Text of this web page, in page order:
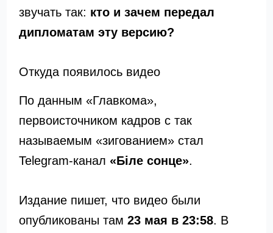
звучать так: кто и зачем передал
дипломатам эту версию?
Откуда появилось видео
По данным «Главкома»,
первоисточником кадров с так
называемым «зигованием» стал
Telegram-канал «Біле сонце».
Издание пишет, что видео были
опубликованы там 23 мая в 23:58. В